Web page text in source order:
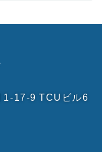
1-17-9 TCUビル6